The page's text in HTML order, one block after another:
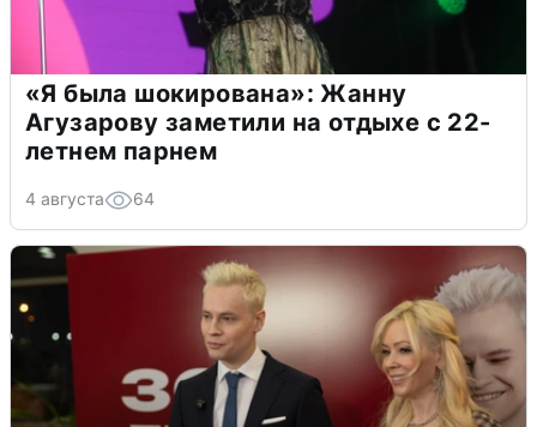
«Я была шокирована»: Жанну
Агузарову заметили на отдыхе с 22-
летнем парнем
4 августа 64